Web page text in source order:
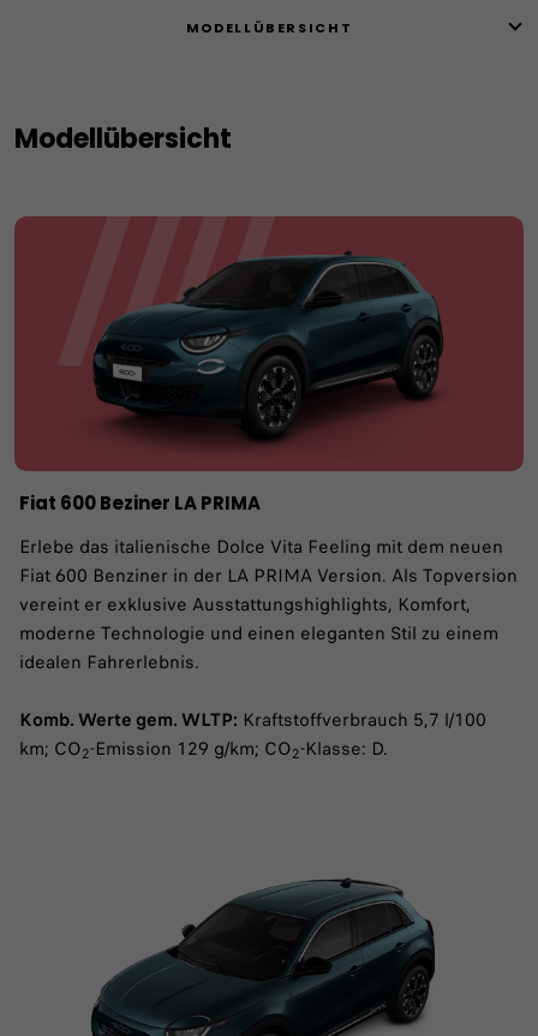
MODELLÜBERSICHT
Modellübersicht
Fiat 600 Beziner LA PRIMA
Erlebe das italienische Dolce Vita Feeling mit dem neuen
Fiat 600 Benziner in der LA PRIMA Version. Als Topversion
vereint er exklusive Ausstattungshighlights, Komfort,
moderne Technologie und einen eleganten Stil zu einem
idealen Fahrerlebnis.
Komb. Werte gem. WLTP: Kraftstoffverbrauch 5,7 l/100
km; CO2-Emission 129 g/km; CO2-Klasse: D.